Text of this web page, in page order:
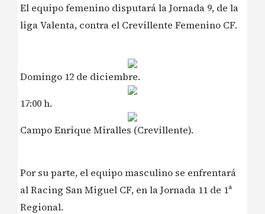
El equipo femenino disputará la Jornada 9, de la
liga Valenta, contra el Crevillente Femenino CF.
Domingo 12 de diciembre.
17:00 h.
Campo Enrique Miralles (Crevillente).
Por su parte, el equipo masculino se enfrentará
al Racing San Miguel CF, en la Jornada 11 de 1ª
Regional.